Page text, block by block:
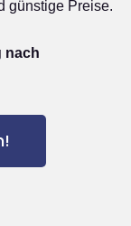
günstige Preise.
nach